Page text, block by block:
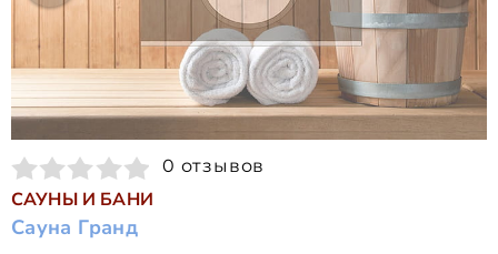
0 отзывов
САУНЫ И БАНИ
Сауна Гранд